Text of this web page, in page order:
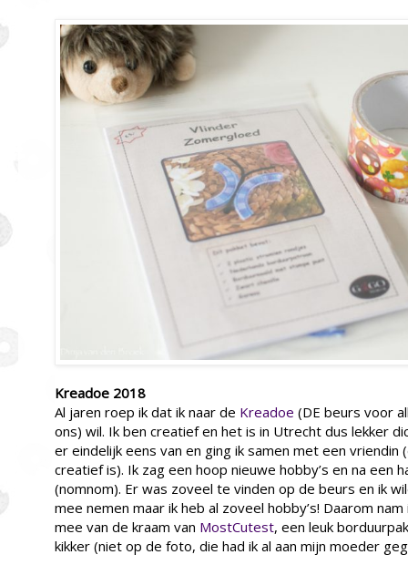
Kreadoe 2018
Al jaren roep ik dat ik naar de Kreadoe (DE beurs voor
ons) wil. Ik ben creatief en het is in Utrecht dus lekker
er eindelijk eens van en ging ik samen met een
creatief is). Ik zag een hoop nieuwe hobby’s en na een
(nomnom). Er was zoveel te vinden op de beurs en ik
mee nemen maar ik heb al zoveel hobby’s! Daarom
mee van de kraam van MostCutest, een leuk
kikker (niet op de foto, die had ik al aan mijn moeder